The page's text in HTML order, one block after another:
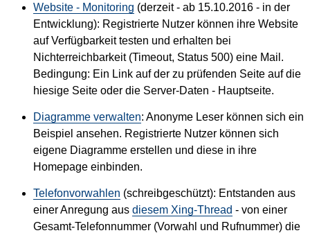
Website - Monitoring (derzeit - ab 15.10.2016 - in der
Entwicklung): Registrierte Nutzer können ihre Website
auf Verfügbarkeit testen und erhalten bei
Nichterreichbarkeit (Timeout, Status 500) eine Mail.
Bedingung: Ein Link auf der zu prüfenden Seite auf die
hiesige Seite oder die Server-Daten - Hauptseite.
Diagramme verwalten: Anonyme Leser können sich ein
Beispiel ansehen. Registrierte Nutzer können sich
eigene Diagramme erstellen und diese in ihre
Homepage einbinden.
Telefonvorwahlen (schreibgeschützt): Entstanden aus
einer Anregung aus diesem Xing-Thread - von einer
Gesamt-Telefonnummer (Vorwahl und Rufnummer) die